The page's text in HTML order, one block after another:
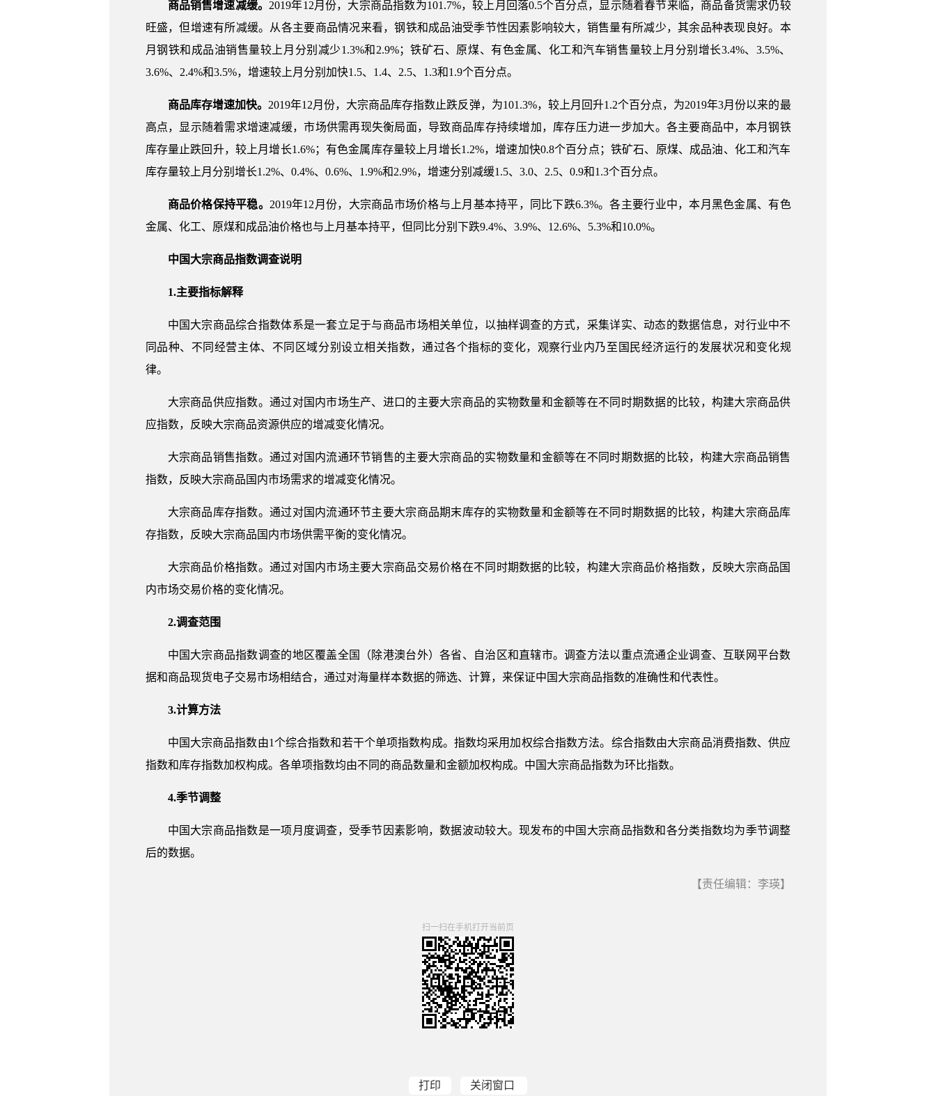
商品销售增速减缓。 2019年12月份，大宗商品指数为101.7%，较上月回落0.5个百分点，显示随着春节来临，商品备货需求仍较
旺盛，但增速有所减缓。从各主要商品情况来看，钢铁和成品油受季节性因素影响较大，销售量有所减少，其余品种表现良好。本
月钢铁和成品油销售量较上月分别减少1.3%和2.9%；铁矿石、原煤、有色金属、化工和汽车销售量较上月分别增长3.4%、3.5%、
3.6%、2.4%和3.5%，增速较上月分别加快1.5、1.4、2.5、1.3和1.9个百分点。
商品库存增速加快。 2019年12月份，大宗商品库存指数止跌反弹，为101.3%，较上月回升1.2个百分点，为2019年3月份以来的最
高点，显示随着需求增速减缓，市场供需再现失衡局面，导致商品库存持续增加，库存压力进一步加大。各主要商品中，本月钢铁
库存量止跌回升，较上月增长1.6%；有色金属库存量较上月增长1.2%，增速加快0.8个百分点；铁矿石、原煤、成品油、化工和汽车
库存量较上月分别增长1.2%、0.4%、0.6%、1.9%和2.9%，增速分别减缓1.5、3.0、2.5、0.9和1.3个百分点。
商品价格保持平稳。 2019年12月份，大宗商品市场价格与上月基本持平，同比下跌6.3%。各主要行业中，本月黑色金属、有色
金属、化工、原煤和成品油价格也与上月基本持平，但同比分别下跌9.4%、3.9%、12.6%、5.3%和10.0%。
中国大宗商品指数调查说明
1.主要指标解释
中国大宗商品综合指数体系是一套立足于与商品市场相关单位，以抽样调查的方式，采集详实、动态的数据信息，对行业中不
同品种、不同经营主体、不同区域分别设立相关指数，通过各个指标的变化，观察行业内乃至国民经济运行的发展状况和变化规
律。
大宗商品供应指数。通过对国内市场生产、进口的主要大宗商品的实物数量和金额等在不同时期数据的比较，构建大宗商品供
应指数，反映大宗商品资源供应的增减变化情况。
大宗商品销售指数。通过对国内流通环节销售的主要大宗商品的实物数量和金额等在不同时期数据的比较，构建大宗商品销售
指数，反映大宗商品国内市场需求的增减变化情况。
大宗商品库存指数。通过对国内流通环节主要大宗商品期末库存的实物数量和金额等在不同时期数据的比较，构建大宗商品库
存指数，反映大宗商品国内市场供需平衡的变化情况。
大宗商品价格指数。通过对国内市场主要大宗商品交易价格在不同时期数据的比较，构建大宗商品价格指数，反映大宗商品国
内市场交易价格的变化情况。
2.调查范围
中国大宗商品指数调查的地区覆盖全国（除港澳台外）各省、自治区和直辖市。调查方法以重点流通企业调查、互联网平台数
据和商品现货电子交易市场相结合，通过对海量样本数据的筛选、计算，来保证中国大宗商品指数的准确性和代表性。
3.计算方法
中国大宗商品指数由1个综合指数和若干个单项指数构成。指数均采用加权综合指数方法。综合指数由大宗商品消费指数、供应
指数和库存指数加权构成。各单项指数均由不同的商品数量和金额加权构成。中国大宗商品指数为环比指数。
4.季节调整
中国大宗商品指数是一项月度调查，受季节因素影响，数据波动较大。现发布的中国大宗商品指数和各分类指数均为季节调整
后的数据。
【责任编辑：李瑛】
扫一扫在手机打开当前页
打印 关闭窗口